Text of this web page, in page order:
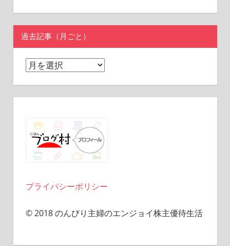
過去記事（月ごと）
過
（月
ご
と）
プライバシーポリシー
© 2018 のんびり主婦のエンジョイ株主優待生活